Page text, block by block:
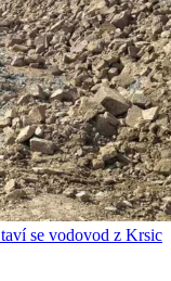
se vodovod z Krsic